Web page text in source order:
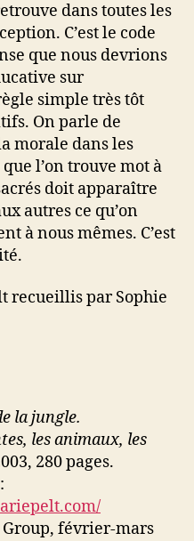
dans toutes les
C’est le code
que nous devrions
sur
simple très tôt
On parle de
morale dans les
l’on trouve mot à
doit apparaître
autres ce qu’on
à nous mêmes. C’est
recueillis par Sophie
la jungle.
les animaux, les
280 pages.
février-mars